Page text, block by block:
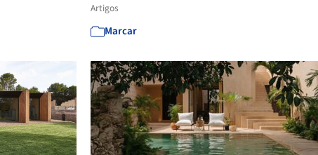
Artigos
Marcar